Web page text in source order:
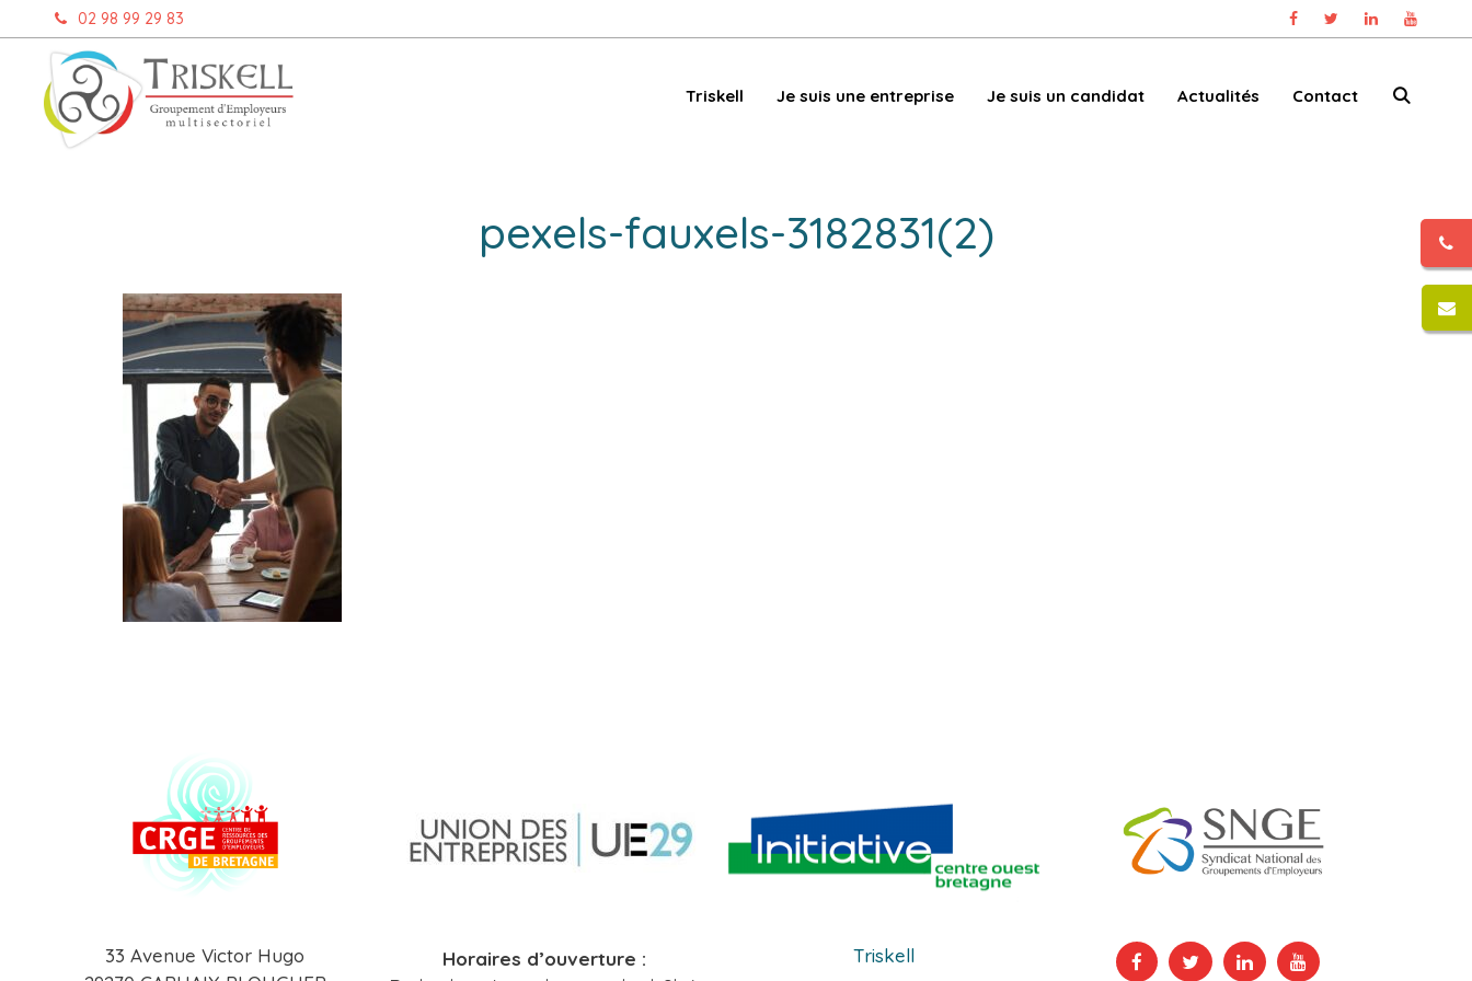
au
contenu
02 98 99 29 83
Triskell Je suis une entreprise Je suis un candidat Actualités Contact
pexels-fauxels-3182831(2)
33 Avenue Victor Hugo
Horaires d’ouverture :
Triskell